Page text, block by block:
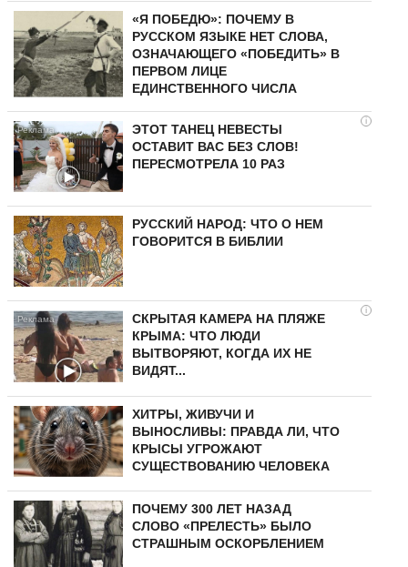
«Я ПОБЕДЮ»: ПОЧЕМУ В
РУССКОМ ЯЗЫКЕ НЕТ СЛОВА,
ОЗНАЧАЮЩЕГО «ПОБЕДИТЬ» В
ПЕРВОМ ЛИЦЕ
ЕДИНСТВЕННОГО ЧИСЛА
i
ЭТОТ ТАНЕЦ НЕВЕСТЫ
ОСТАВИТ ВАС БЕЗ СЛОВ!
ПЕРЕСМОТРЕЛА 10 РАЗ
РУССКИЙ НАРОД: ЧТО О НЕМ
ГОВОРИТСЯ В БИБЛИИ
i
СКРЫТАЯ КАМЕРА НА ПЛЯЖЕ
КРЫМА: ЧТО ЛЮДИ
ВЫТВОРЯЮТ, КОГДА ИХ НЕ
ВИДЯТ...
ХИТРЫ, ЖИВУЧИ И
ВЫНОСЛИВЫ: ПРАВДА ЛИ, ЧТО
КРЫСЫ УГРОЖАЮТ
СУЩЕСТВОВАНИЮ ЧЕЛОВЕКА
ПОЧЕМУ 300 ЛЕТ НАЗАД
СЛОВО «ПРЕЛЕСТЬ» БЫЛО
СТРАШНЫМ ОСКОРБЛЕНИЕМ